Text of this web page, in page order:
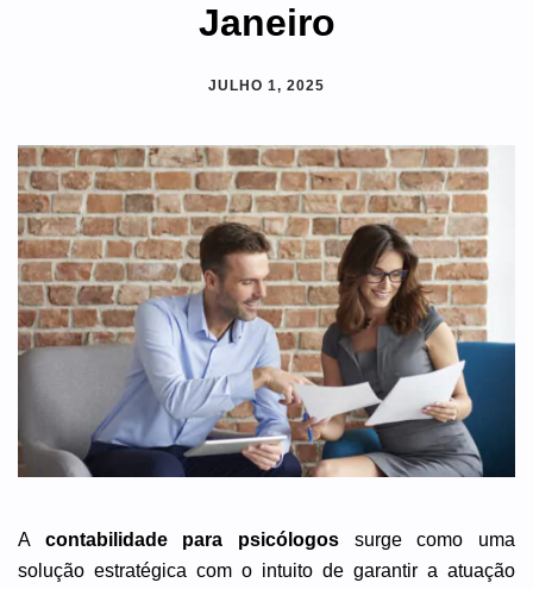
Janeiro
JULHO 1, 2025
A contabilidade para psicólogos surge como uma
solução estratégica com o intuito de garantir a atuação